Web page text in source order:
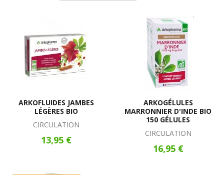
ARKOFLUIDES JAMBES
LÉGÈRES BIO
CIRCULATION
13,95 €
ARKOGÉLULES
MARRONNIER D'INDE BIO
150 GÉLULES
CIRCULATION
16,95 €